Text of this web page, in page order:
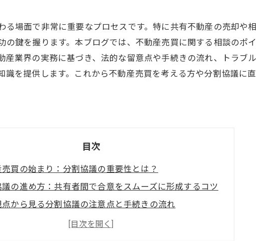
場面で非常に重要なプロセスです。特に共有不動産の売却や
鍵を握ります。本ブログでは、不動産売買に関する相談のポ
業界の実務に基づき、法的な留意点や手続きの流れ、トラブ
を提供します。これから不動産売買を考える方や分割協議に
目次
買の始まり：分割協議の重要性とは？
議の進め方：共有者間で合意をスムーズに形成するコツ
点から見る分割協議の注意点と手続きの流れ
議でよくあるトラブル事例とその回避方法